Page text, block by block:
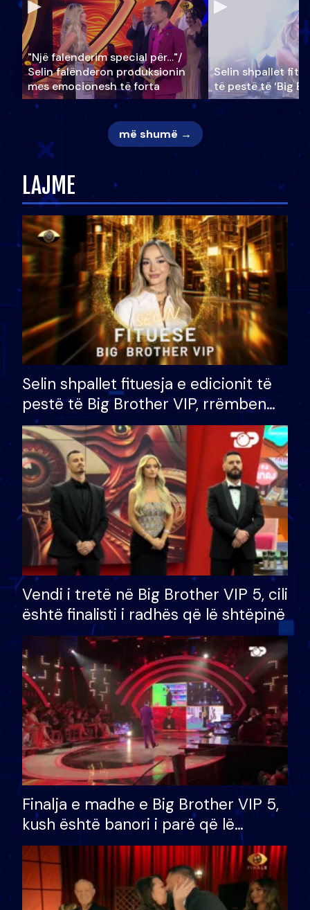
"Një falenderim special për…"/
Selin falënderon produksionin
mes emocionesh të forta
Selin shpallet
të pestë të ‘Big
më shumë →
LAJME
Selin shpallet fituesja e edicionit të
pestë të Big Brother VIP, rrëmben
çmimin e madh prej 100 mijë eurosh
Vendi i tretë në Big Brother VIP 5, cili
është finalisti i radhës që lë shtëpinë
Finalja e madhe e Big Brother VIP 5,
kush është banori i parë që lë
shtëpinë dhe humb mundësinë për
të fituar çmimin e madh